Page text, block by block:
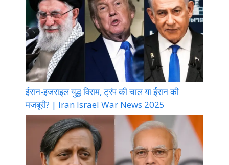
ईरान-इजराइल युद्ध विराम, ट्रंप की चाल या ईरान की
मजबूरी? | Iran Israel War News 2025